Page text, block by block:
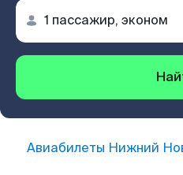
Авиабилеты Нижний